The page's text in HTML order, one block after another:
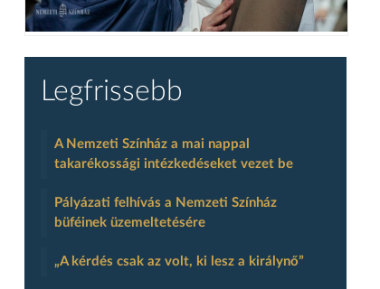
Legfrissebb
A Nemzeti Színház a mai nappal
takarékossági intézkedéseket vezet be
Pályázati felhívás a Nemzeti Színház
büféinek üzemeltetésére
„A kérdés csak az volt, ki lesz a királynő”